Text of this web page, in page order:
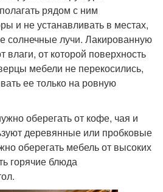
рядом с ним
и не устанавливать в местах,
солнечные лучи. Лакированную
влаги, от которой поверхность
мебели не перекосились,
ее только на ровную
оберегать от кофе, чая и
деревянные или пробковые
оберегать мебель от высоких
горячие блюда